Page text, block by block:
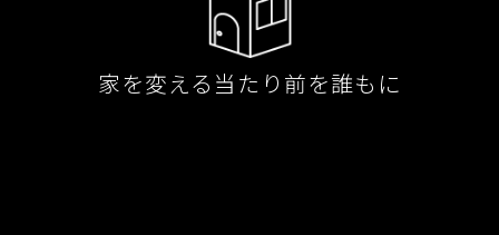
家を変える当たり前を誰もに